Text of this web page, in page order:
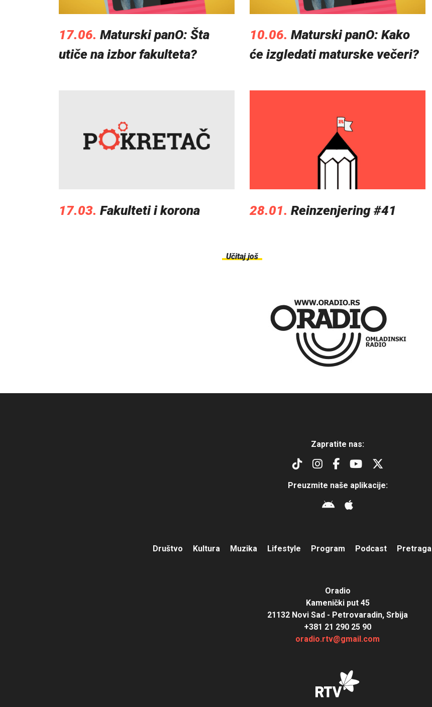
17.06. Maturski panO: Šta
utiče na izbor fakulteta?
10.06. Maturski panO: Kako
će izgledati maturske večeri?
17.03. Fakulteti i korona 28.01. Reinzenjering #41
Učitaj još
Zapratite nas:
Preuzmite naše aplikacije:
Društvo Kultura Muzika Lifestyle Program Podcast Pretraga
Oradio
Kamenički put 45
21132 Novi Sad - Petrovaradin, Srbija
+381 21 290 25 90
oradio.rtv@gmail.com